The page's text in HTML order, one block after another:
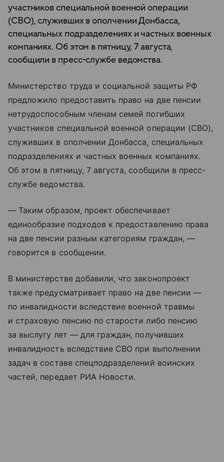
участников специальной военной операции
(СВО), служивших в ополчении Донбасса,
специальных подразделениях и частных военных
компаниях. Об этом в пятницу, 7 августа,
сообщили в пресс-службе ведомства.
Министерство труда и социальной защиты РФ
предложило предоставить право на две пенсии
нетрудоспособным членам семей погибших
участников специальной военной операции (СВО),
служивших в ополчении Донбасса, специальных
подразделениях и частных военных компаниях.
Об этом в пятницу, 7 августа, сообщили в пресс-
службе ведомства.
— Таким образом, проект обеспечивает
единообразие подходов к предоставлению права
на две пенсии разным категориям граждан, —
говорится в сообщении.
В министерстве добавили, что законопроект
также предусматривает право на две пенсии —
по инвалидности вследствие военной травмы
и страховую пенсию по старости либо пенсию
за выслугу лет — для граждан, получивших
инвалидность вследствие СВО при выполнении
задач в составе спецподразделений воинских
частей, передает РИА Новости.